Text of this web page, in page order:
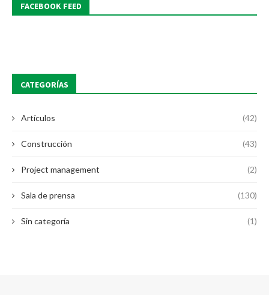
FACEBOOK FEED
CATEGORÍAS
Artículos (42)
Construcción (43)
Project management (2)
Sala de prensa (130)
Sin categoría (1)